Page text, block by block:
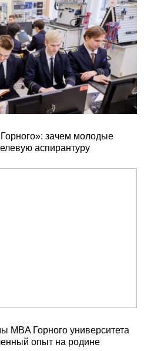
зачем молодые
аспирантуру
MBA Горного университета
опыт на родине